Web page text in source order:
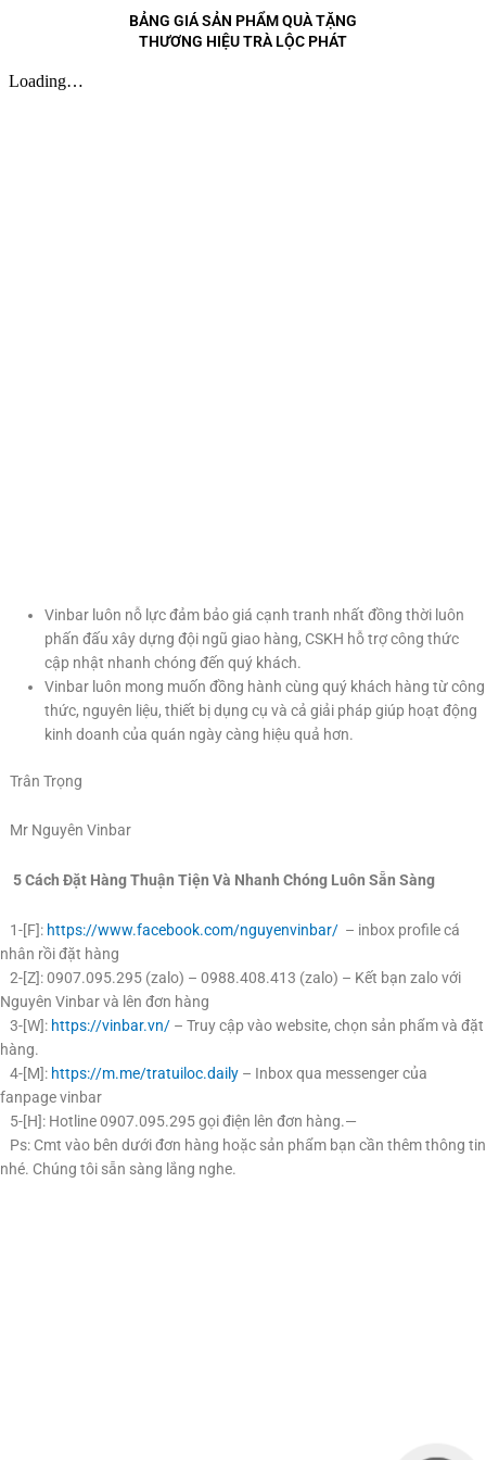
BẢNG GIÁ SẢN PHẨM QUÀ TẶNG
THƯƠNG HIỆU TRÀ LỘC PHÁT
Vinbar luôn nỗ lực đảm bảo giá cạnh tranh nhất đồng thời luôn
phấn đấu xây dựng đội ngũ giao hàng, CSKH hỗ trợ công thức
cập nhật nhanh chóng đến quý khách.
Vinbar luôn mong muốn đồng hành cùng quý khách hàng từ công
thức, nguyên liệu, thiết bị dụng cụ và cả giải pháp giúp hoạt động
kinh doanh của quán ngày càng hiệu quả hơn.
Trân Trọng
Mr Nguyên Vinbar
5 Cách Đặt Hàng Thuận Tiện Và Nhanh Chóng Luôn Sẵn Sàng
1-[F]: https://www.facebook.com/nguyenvinbar/ – inbox profile cá
nhân rồi đặt hàng
2-[Z]: 0907.095.295 (zalo) – 0988.408.413 (zalo) – Kết bạn zalo với
Nguyên Vinbar và lên đơn hàng
3-[W]: https://vinbar.vn/ – Truy cập vào website, chọn sản phẩm và đặt
hàng.
4-[M]: https://m.me/tratuiloc.daily – Inbox qua messenger của
fanpage vinbar
5-[H]: Hotline 0907.095.295 gọi điện lên đơn hàng.—
Ps: Cmt vào bên dưới đơn hàng hoặc sản phẩm bạn cần thêm thông tin
nhé. Chúng tôi sẵn sàng lắng nghe.